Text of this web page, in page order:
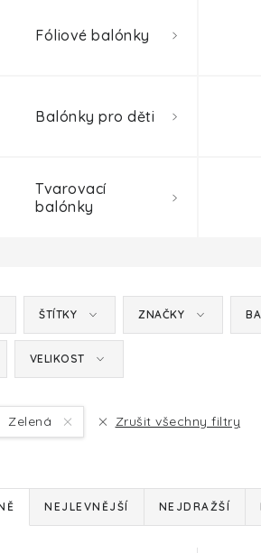
Fóliové balónky
Balónky pro děti
Tvarovací
balónky
ŠTÍTKY ZNAČKY
VELIKOST
Zelená Zrušit všechny filtry
NEJLEVNĚJŠÍ NEJDRAŽŠÍ